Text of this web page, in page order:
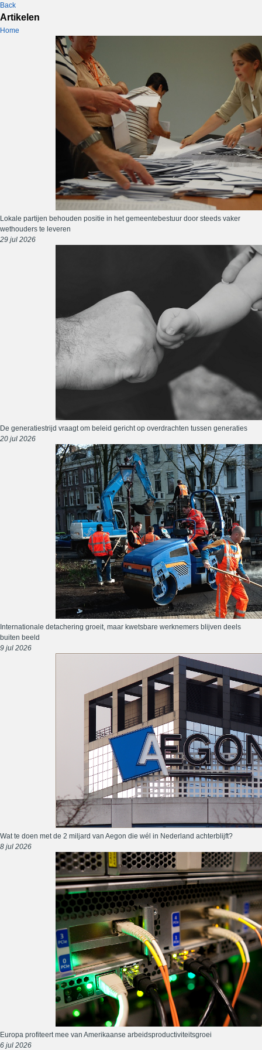
Back
Artikelen
Home
Lokale partijen behouden positie in het gemeentebestuur door steeds vaker
wethouders te leveren
29 jul 2026
De generatiestrijd vraagt om beleid gericht op overdrachten tussen generaties
20 jul 2026
Internationale detachering groeit, maar kwetsbare werknemers blijven deels
buiten beeld
9 jul 2026
Wat te doen met de 2 miljard van Aegon die wél in Nederland achterblijft?
8 jul 2026
Europa profiteert mee van Amerikaanse arbeidsproductiviteitsgroei
6 jul 2026